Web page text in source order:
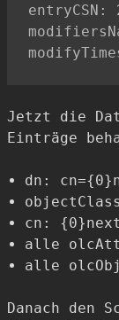
entryCSN:
Jetzt die
Einträge
dn:
cn:
alle
alle
Danach den